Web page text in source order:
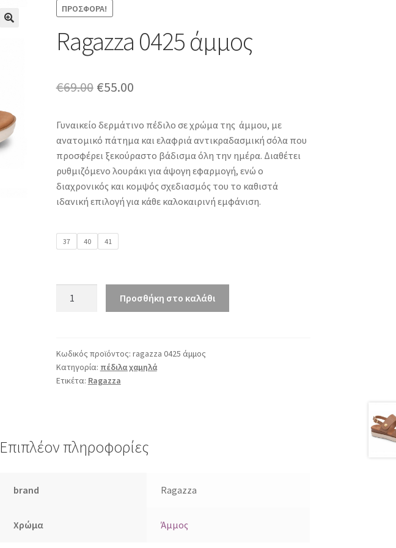
ΠΡΟΣΦΟΡΆ!
Ragazza 0425 άμμος
€69.00 Original
was:
€69.00.
€55.00Η
τιμή
είναι:
€55.00.
Γυναικείο δερμάτινο πέδιλο σε χρώμα της άμμου, με
ανατομικό πάτημα και ελαφριά αντικραδασμική σόλα που
προσφέρει ξεκούραστο βάδισμα όλη την ημέρα. Διαθέτει
ρυθμιζόμενο λουράκι για άψογη εφαρμογή, ενώ ο
διαχρονικός και κομψός σχεδιασμός του το καθιστά
ιδανική επιλογή για κάθε καλοκαιρινή εμφάνιση.
37 40 41
Προσθήκη στο καλάθι
Κωδικός προϊόντος: ragazza 0425 άμμος
Κατηγορία: πέδιλα χαμηλά
Ετικέτα: Ragazza
Επιπλέον πληροφορίες
brand Ragazza
Χρώμα Άμμος